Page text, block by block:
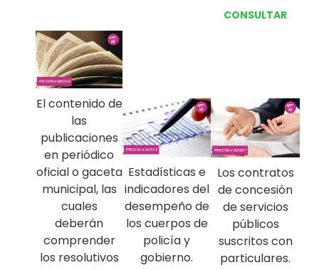
CONSULTAR
El contenido de
las
publicaciones
en periódico
oficial o gaceta
municipal, las
cuales
deberán
comprender
los resolutivos
Estadísticas e
indicadores del
desempeño de
los cuerpos de
policía y
gobierno.
Los contratos
de concesión
de servicios
públicos
suscritos con
particulares.